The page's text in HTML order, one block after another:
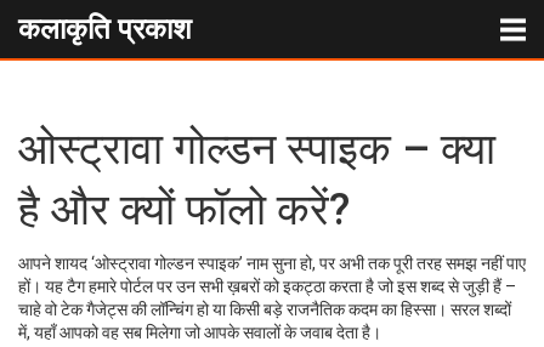
कलाकृति प्रकाश
ओस्ट्रावा गोल्डन स्पाइक – क्या
है और क्यों फॉलो करें?
आपने शायद ‘ओस्ट्रावा गोल्डन स्पाइक’ नाम सुना हो, पर अभी तक पूरी तरह समझ नहीं पाए
हों। यह टैग हमारे पोर्टल पर उन सभी ख़बरों को इकट्ठा करता है जो इस शब्द से जुड़ी हैं –
चाहे वो टेक गैजेट्स की लॉन्चिंग हो या किसी बड़े राजनैतिक कदम का हिस्सा। सरल शब्दों
में, यहाँ आपको वह सब मिलेगा जो आपके सवालों के जवाब देता है।